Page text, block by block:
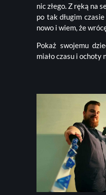
nic złego. Z ręką na
po tak długim
nowo i wiem, że
Pokaż swojemu
miało czasu i ochoty